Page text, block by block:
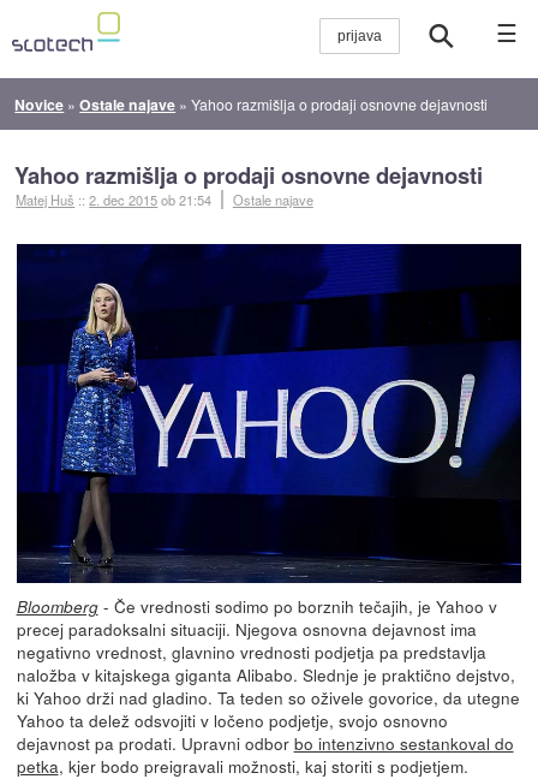
☰
Novice »Ostale najave »Yahoo razmišlja o prodaji osnovne dejavnosti
Yahoo razmišlja o prodaji osnovne dejavnosti
Matej Huš ::2. dec 2015ob 21:54 Ostale najave
Bloomberg- Če vrednosti sodimo po borznih tečajih, je Yahoo v
precej paradoksalni situaciji. Njegova osnovna dejavnost ima
negativno vrednost, glavnino vrednosti podjetja pa predstavlja
naložba v kitajskega giganta Alibabo. Slednje je praktično dejstvo,
ki Yahoo drži nad gladino. Ta teden so oživele govorice, da utegne
Yahoo ta delež odsvojiti v ločeno podjetje, svojo osnovno
dejavnost pa prodati. Upravni odbor bo intenzivno sestankoval do
petka, kjer bodo preigravali možnosti, kaj storiti s podjetjem.